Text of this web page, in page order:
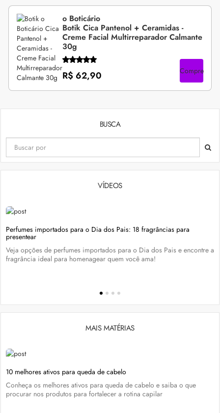
o Boticário
Botik Cica Pantenol + Ceramidas -
Creme Facial Multirreparador Calmante
30g
R$ 62,90 Compre
BUSCA
VÍDEOS
Perfumes importados para o Dia dos Pais: 18 fragrâncias para
presentear
Veja opções de perfumes importados para o Dia dos Pais e encontre a
fragrância ideal para homenagear quem você ama!
MAIS MATÉRIAS
10 melhores ativos para queda de cabelo
Conheça os melhores ativos para queda de cabelo e saiba o que
procurar nos produtos para fortalecer a rotina capilar